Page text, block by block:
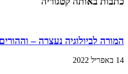
המורה לביולוגיה נעצרה –
14 באפריל 2022